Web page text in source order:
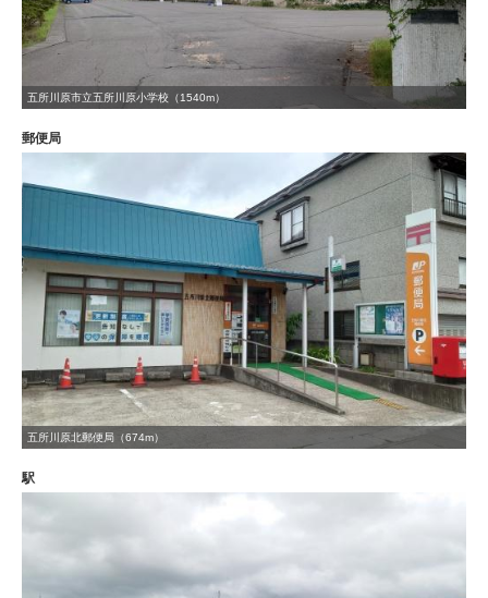
五所川原市立五所川原小学校（1540m）
郵便局
五所川原北郵便局（674m）
駅